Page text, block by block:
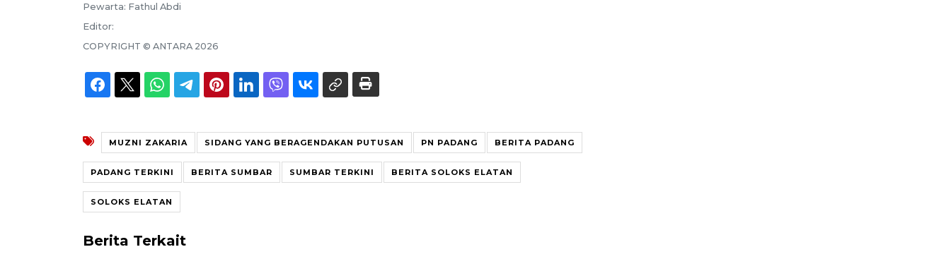
Pewarta: Fathul Abdi
Editor:
COPYRIGHT © ANTARA 2026
MUZNI ZAKARIA SIDANG YANG BERAGENDAKAN PUTUSAN PN PADANG BERITA PADANG
PADANG TERKINI BERITA SUMBAR SUMBAR TERKINI BERITA SOLOKS ELATAN
SOLOKS ELATAN
Berita Terkait